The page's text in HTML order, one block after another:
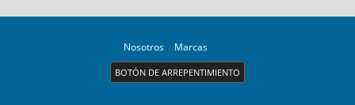
Nosotros Marcas
BOTÓN DE ARREPENTIMIENTO